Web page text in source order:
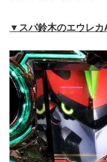
▼スパ鈴木のエウレ